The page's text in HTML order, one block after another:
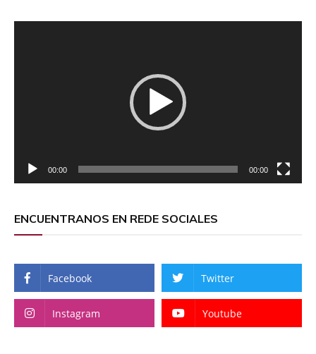
00:00 00:00
ENCUENTRANOS EN REDE SOCIALES
Facebook Twitter
Instagram Youtube